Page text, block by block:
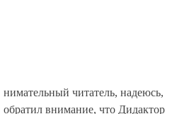
нимательный читатель, надеюсь,
обратил внимание, что Дидактор